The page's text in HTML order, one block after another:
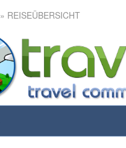
» REISEÜBERSICHT